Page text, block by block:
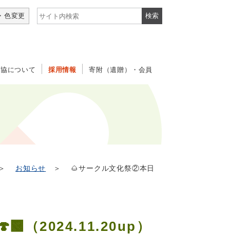
色変更 サイト内検索
について 採用情報 寄附（遺贈）・会員
お知らせ ＞ 🌰サークル文化祭②本日
（2024.11.20up）